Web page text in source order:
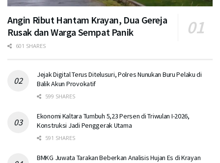
Angin Ribut Hantam Krayan, Dua Gereja
Rusak dan Warga Sempat Panik
601 SHARES
Jejak Digital Terus Ditelusuri, Polres Nunukan Buru Pelaku di
Balik Akun Provokatif
599 SHARES
Ekonomi Kaltara Tumbuh 5,23 Persen di Triwulan I-2026,
Konstruksi Jadi Penggerak Utama
591 SHARES
BMKG Juwata Tarakan Beberkan Analisis Hujan Es di Krayan